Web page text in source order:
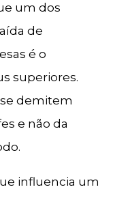
um dos
de
é o
superiores.
demitem
e não da
influencia um